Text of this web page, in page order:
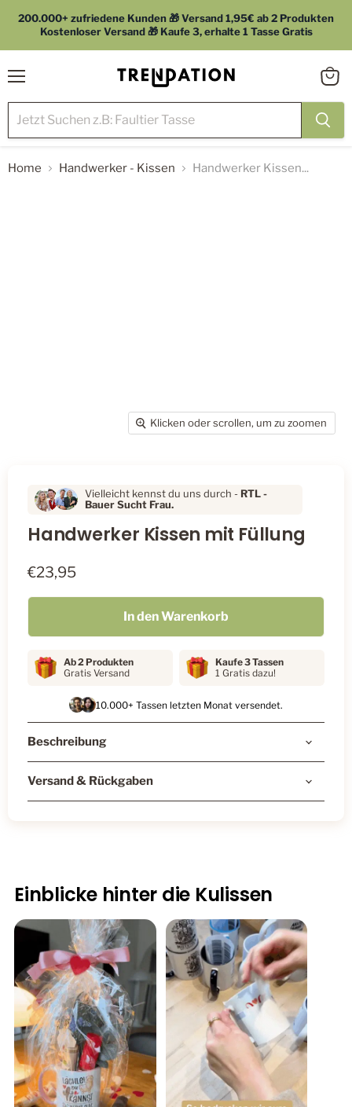
200.000+ zufriedene Kunden 🎁 Versand 1,95€ ab 2 Produkten
Kostenloser Versand 🎁 Kaufe 3, erhalte 1 Tasse Gratis
Home Handwerker - Kissen Handwerker Kissen...
Klicken oder scrollen, um zu zoomen
Vielleicht kennst du uns durch - RTL-
Bauer Sucht Frau.
Handwerker Kissen mit Füllung
€23,95
In den Warenkorb
Ab 2 Produkten
Gratis Versand
Kaufe 3 Tassen
1 Gratis dazu!
10.000+ Tassen letzten Monat versendet.
Beschreibung
Versand & Rückgaben
Einblicke hinter die Kulissen